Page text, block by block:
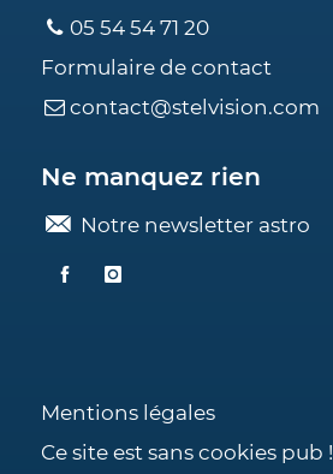
05 54 54 71 20
Formulaire de contact
contact@stelvision.com
Ne manquez rien
Notre newsletter astro
Mentions légales
Ce site est sans cookies pub !